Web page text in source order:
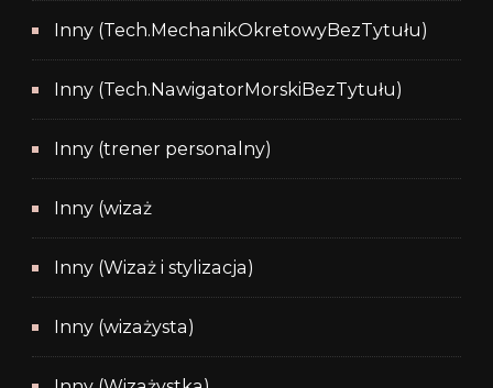
Inny (Tech.MechanikOkretowyBezTytułu)
Inny (Tech.NawigatorMorskiBezTytułu)
Inny (trener personalny)
Inny (wizaż
Inny (Wizaż i stylizacja)
Inny (wizażysta)